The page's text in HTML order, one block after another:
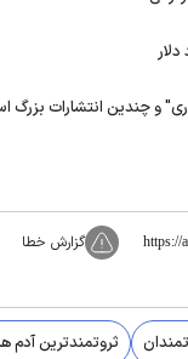
و چندین انتشارات بزرگ
https:// گزارش خطا
ثروتمندترین آدم